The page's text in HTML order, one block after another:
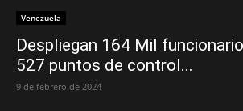
Venezuela
Despliegan 164 Mil
527 puntos de control...
9 de febrero de 2024